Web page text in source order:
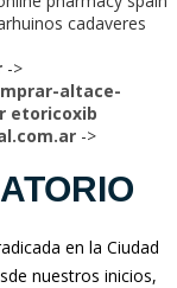
cadaveres
->
altace-
etoricoxib
->
en la Ciudad
nuestros inicios,